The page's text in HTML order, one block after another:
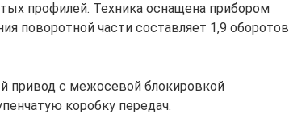
профилей. Техника оснащена прибором
поворотной части составляет 1,9 оборотов
привод с межосевой блокировкой
коробку передач.